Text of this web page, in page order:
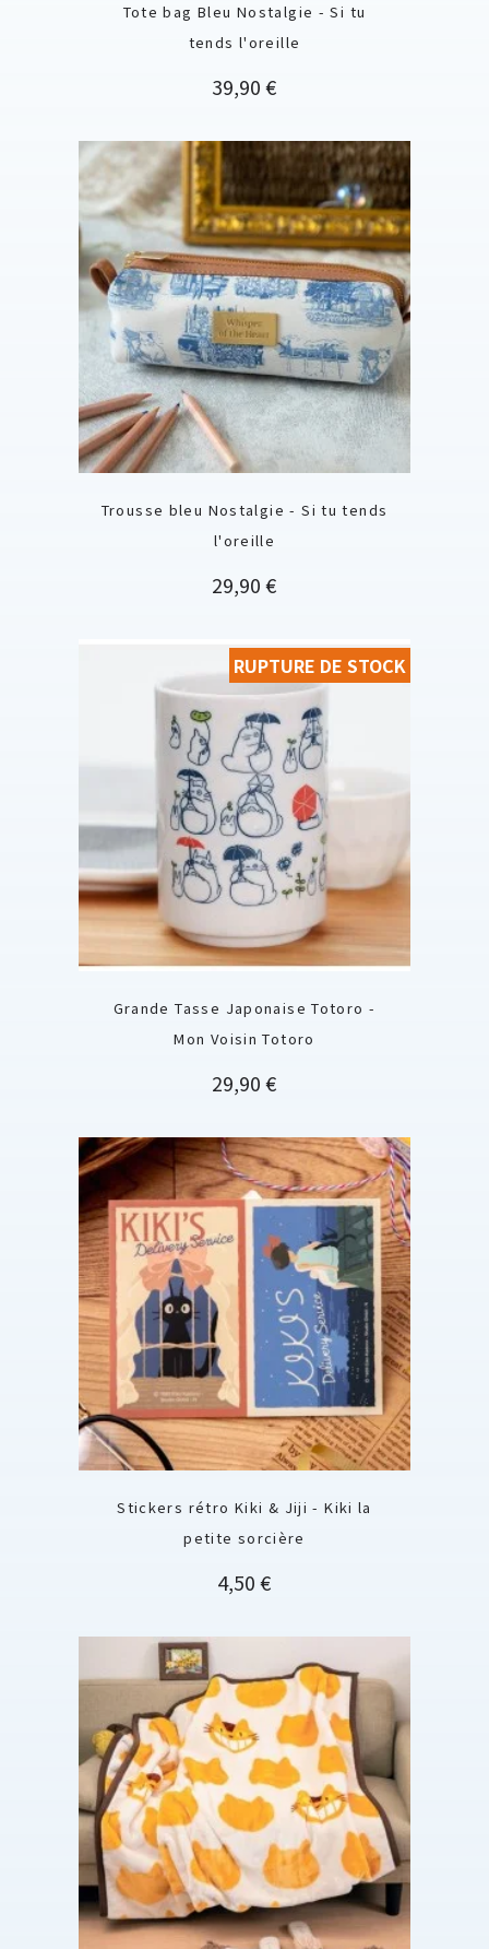
Tote bag Bleu Nostalgie - Si tu
tends l'oreille
Prix
39,90 €
Trousse bleu Nostalgie - Si tu tends
l'oreille
Prix
29,90 €
Grande Tasse Japonaise Totoro -
Mon Voisin Totoro
Prix
29,90 €
RUPTURE DE STOCK
Stickers rétro Kiki & Jiji - Kiki la
petite sorcière
Prix
4,50 €